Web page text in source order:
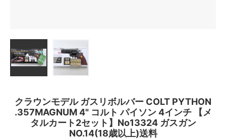
クラウンモデル ガスリボルバー COLT PYTHON
.357MAGNUM 4" コルト パイソン 4インチ 【メ
タルカート2セット】No13324 ガスガン
NO.14(18歳以上)送料